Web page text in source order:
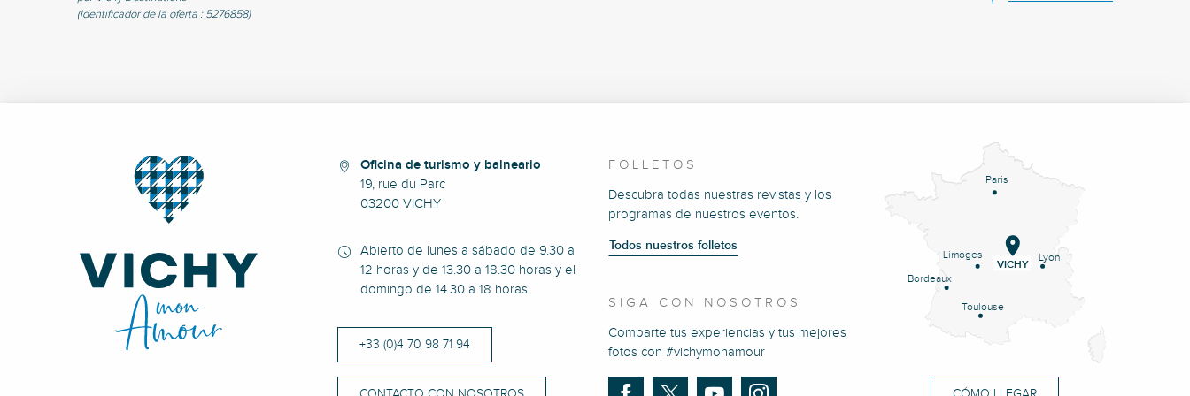
(Identificador de la oferta : 5276858)
Oficina de turismo y balneario
19, rue du Parc
03200 VICHY
Abierto de lunes a sábado de 9.30 a
12 horas y de 13.30 a 18.30 horas y el
domingo de 14.30 a 18 horas
+33 (0)4 70 98 71 94
FOLLETOS
Descubra todas nuestras revistas y los
programas de nuestros eventos.
Todos nuestros folletos
SIGA CON NOSOTROS
Comparte tus experiencias y tus mejores
fotos con #vichymonamour
Paris
Lyon
Limoges
Bordeaux
Toulouse
VICHY